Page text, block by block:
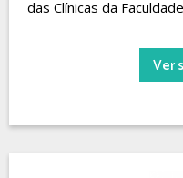
das Clínicas da
Ver